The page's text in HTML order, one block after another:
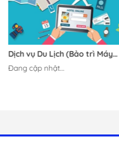
Dịch vụ Du Lịch (Bảo trì Máy
lạnh, Máy giặt, Hệ thống điện
nước, Ô tô, Visa, Vé Máy bay…)
Đang cập nhật...